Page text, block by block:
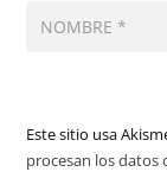
Este sitio usa
procesan los datos